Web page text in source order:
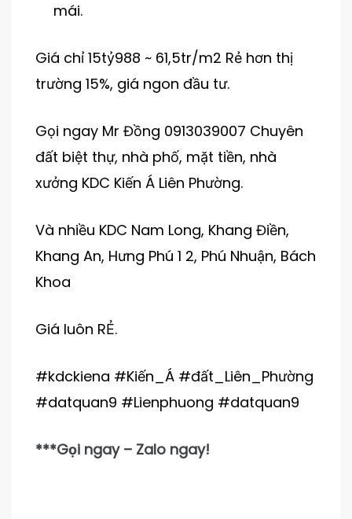
mái.
Giá chỉ 15tỷ988 ~ 61,5tr/m2 Rẻ hơn thị
trường 15%, giá ngon đầu tư.
Gọi ngay Mr Đồng 0913039007 Chuyên
đất biệt thự, nhà phố, mặt tiền, nhà
xưởng KDC Kiến Á Liên Phường.
Và nhiều KDC Nam Long, Khang Điền,
Khang An, Hưng Phú 1 2, Phú Nhuận, Bách
Khoa
Giá luôn RẺ.
#kdckiena #Kiến_Á #đất_Liên_Phường
#datquan9 #Lienphuong #datquan9
***Gọi ngay – Zalo ngay!